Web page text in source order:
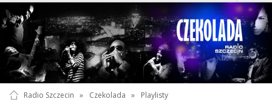
Radio Szczecin » Czekolada » Playlisty